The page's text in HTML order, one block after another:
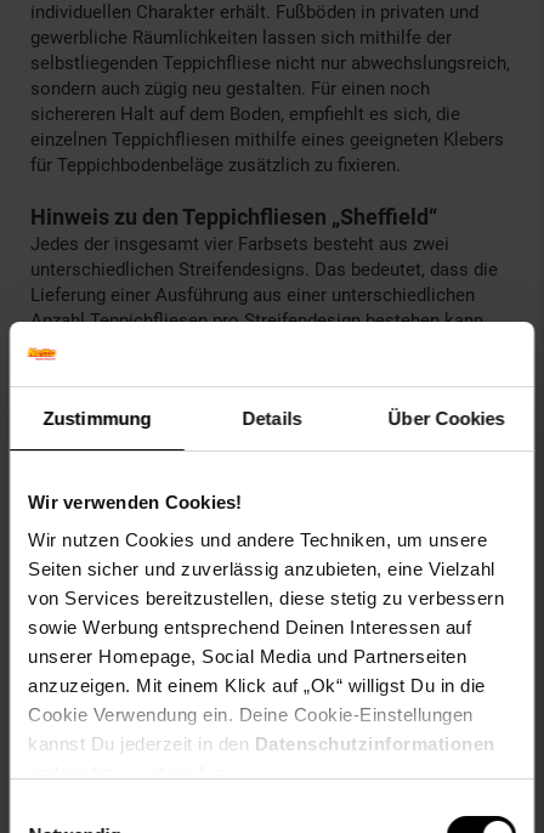
Zustimmung Details Über Cookies
Wir verwenden Cookies!
Wir nutzen Cookies und andere Techniken, um unsere
Seiten sicher und zuverlässig anzubieten, eine Vielzahl
von Services bereitzustellen, diese stetig zu verbessern
sowie Werbung entsprechend Deinen Interessen auf
unserer Homepage, Social Media und Partnerseiten
anzuzeigen. Mit einem Klick auf „Ok“ willigst Du in die
Cookie Verwendung ein. Deine Cookie-Einstellungen
kannst Du jederzeit in den Datenschutzinformationen
individuellen Charakter erhält. Fußböden in privaten und
gewerbliche Räumlichkeiten lassen sich mithilfe der
selbstliegenden Teppichfliese nicht nur abwechslungsreich,
sondern auch zügig neu gestalten. Für einen noch
sichereren Halt auf dem Boden, empfiehlt es sich, die
einzelnen Teppichfliesen mithilfe eines geeigneten Klebers
für Teppichbodenbeläge zusätzlich zu fixieren.
Hinweis zu den Teppichfliesen „Sheffield“
Jedes der insgesamt vier Farbsets besteht aus zwei
unterschiedlichen Streifendesigns. Das bedeutet, dass die
Lieferung einer Ausführung aus einer unterschiedlichen
Anzahl Teppichfliesen pro Streifendesign bestehen kann.
Dabei handelt es sich um ein sogenanntes Mischpaket.
Richtungen verlaufen. Ergebnis ist ein besonders
ansprechendes Streifenmuster. Sollten Sie genug
Farbvariante besitzen, können Sie die Fliesen
jeweils in eine Richtung verlaufen.
Teppichfliese „Sheffield“ –
Produkteigenschaften:
Größe: 50x50 cm
Oberfläche: Schlingenpol
Polmaterial: Polypropylen
Rücken: Bitumen, rutschhemmend
Nutzungsklasse 31, geeignet für gewerbliche Bereiche